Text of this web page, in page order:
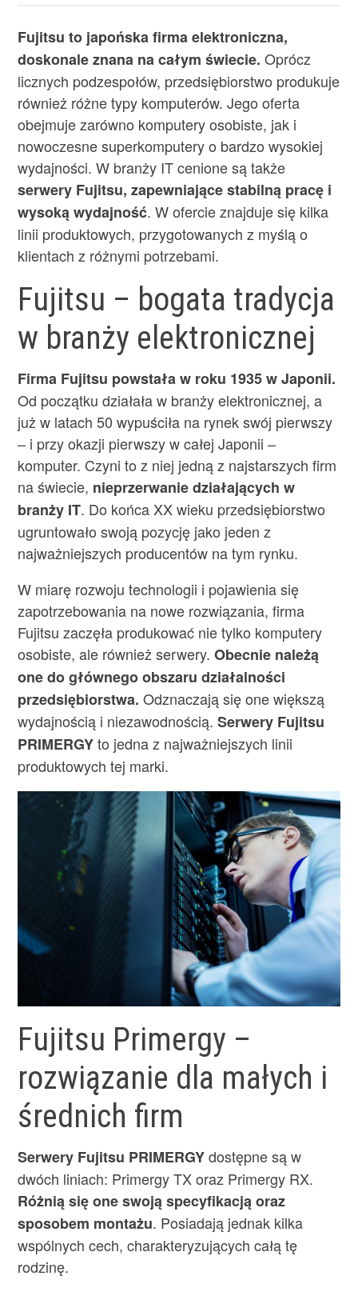
Fujitsu to japońska firma elektroniczna,
doskonale znana na całym świecie. Oprócz
licznych podzespołów, przedsiębiorstwo produkuje
również różne typy komputerów. Jego oferta
obejmuje zarówno komputery osobiste, jak i
nowoczesne superkomputery o bardzo wysokiej
wydajności. W branży IT cenione są także
serwery Fujitsu, zapewniające stabilną pracę i
wysoką wydajność. W ofercie znajduje się kilka
linii produktowych, przygotowanych z myślą o
klientach z różnymi potrzebami.
Fujitsu – bogata tradycja
w branży elektronicznej
Firma Fujitsu powstała w roku 1935 w Japonii.
Od początku działała w branży elektronicznej, a
już w latach 50 wypuściła na rynek swój pierwszy
– i przy okazji pierwszy w całej Japonii –
komputer. Czyni to z niej jedną z najstarszych firm
na świecie, nieprzerwanie działających w
branży IT. Do końca XX wieku przedsiębiorstwo
ugruntowało swoją pozycję jako jeden z
najważniejszych producentów na tym rynku.
W miarę rozwoju technologii i pojawienia się
zapotrzebowania na nowe rozwiązania, firma
Fujitsu zaczęła produkować nie tylko komputery
osobiste, ale również serwery. Obecnie należą
one do głównego obszaru działalności
przedsiębiorstwa. Odznaczają się one większą
wydajnością i niezawodnością.Serwery Fujitsu
PRIMERGYto jedna z najważniejszych linii
produktowych tej marki.
Fujitsu Primergy –
rozwiązanie dla małych i
średnich firm
Serwery Fujitsu PRIMERGYdostępne są w
dwóch liniach: Primergy TX oraz Primergy RX.
Różnią się one swoją specyfikacją oraz
sposobem montażu. Posiadają jednak kilka
wspólnych cech, charakteryzujących całą tę
rodzinę.